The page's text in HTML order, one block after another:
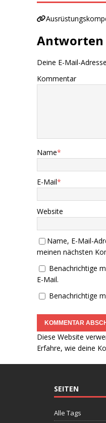
Antworten
Deine E-Mail-
Kommentar
Name*
E-Mail*
Website
Name, E-Mail-
meinen nächsten
Benachrichtige
E-Mail.
Benachrichtige
Diese Website
Erfahre, wie deine
SEITEN
Alle Tags